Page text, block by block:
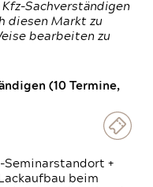
Sachverständigen
diesen Markt zu
bearbeiten zu
(10 Termine,
Seminarstandort +
beim